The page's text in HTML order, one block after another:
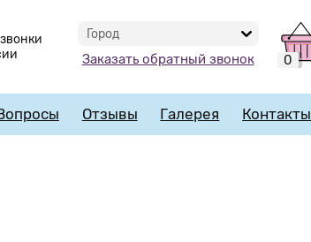
Город
Заказать обратный звонок 0
Отзывы Галерея Контакты